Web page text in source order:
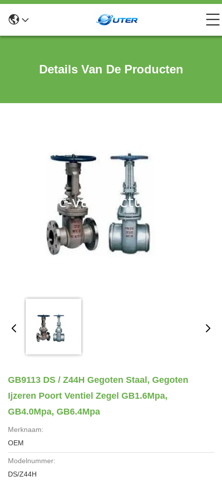
Details Van De Producten
GB9113 DS / Z44H Gegoten Staal, Gegoten
Ijzeren Poort Ventiel Zegel GB1.6Mpa,
GB4.0Mpa, GB6.4Mpa
Merknaam:
OEM
Modelnummer:
DS/Z44H